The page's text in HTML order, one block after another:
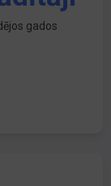
gados